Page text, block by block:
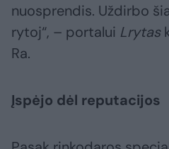
nuosprendis. Uždirbo
rytoj“, – portalui Lrytas
Ra.
Įspėjo dėl reputacijos